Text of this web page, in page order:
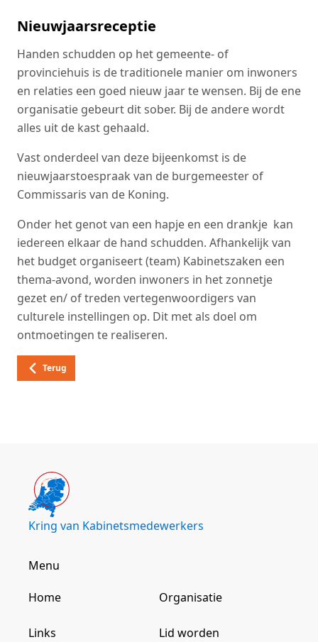
Nieuwjaarsreceptie
Handen schudden op het gemeente- of
provinciehuis is de traditionele manier om inwoners
en relaties een goed nieuw jaar te wensen. Bij de ene
organisatie gebeurt dit sober. Bij de andere wordt
alles uit de kast gehaald.
Vast onderdeel van deze bijeenkomst is de
nieuwjaarstoespraak van de burgemeester of
Commissaris van de Koning.
Onder het genot van een hapje en een drankje kan
iedereen elkaar de hand schudden. Afhankelijk van
het budget organiseert (team) Kabinetszaken een
thema-avond, worden inwoners in het zonnetje
gezet en/ of treden vertegenwoordigers van
culturele instellingen op. Dit met als doel om
ontmoetingen te realiseren.
Terug
Kring van Kabinetsmedewerkers
Menu
Home Organisatie
Links Lid worden